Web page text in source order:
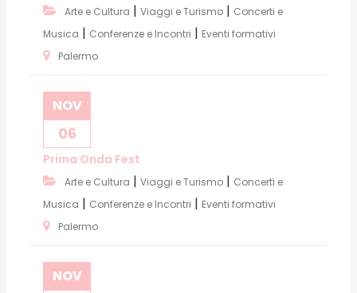
Arte e Cultura | Viaggi e Turismo | Concerti e
Musica | Conferenze e Incontri | Eventi formativi
Palermo
NOV
06
Prima Onda Fest
Arte e Cultura | Viaggi e Turismo | Concerti e
Musica | Conferenze e Incontri | Eventi formativi
Palermo
NOV